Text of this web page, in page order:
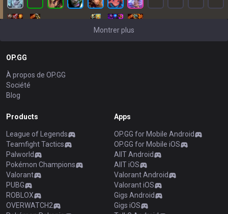
Montrer plus
OP.GG
À propos de OP.GG
Société
Blog
Products
League of Legends
Teamfight Tactics
Palworld
Pokémon Champions
Valorant
PUBG
ROBLOX
OVERWATCH2
Apps
OP.GG for Mobile Android
OP.GG for Mobile iOS
AllT Android
AllT iOS
Valorant Android
Valorant iOS
Gigs Android
Gigs iOS